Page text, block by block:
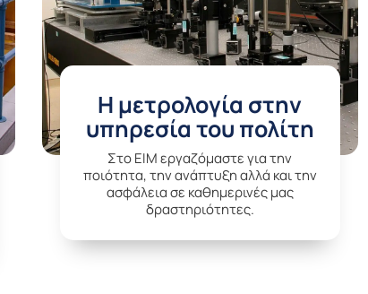
Η μετρολογία στην
υπηρεσία του πολίτη
Στο EIM εργαζόμαστε για την
ποιότητα, την ανάπτυξη αλλά και την
ασφάλεια σε καθημερινές μας
δραστηριότητες.